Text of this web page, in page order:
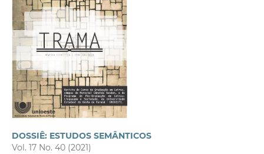
DOSSIÊ: ESTUDOS SEMÂNTICOS
Vol. 17 No. 40 (2021)